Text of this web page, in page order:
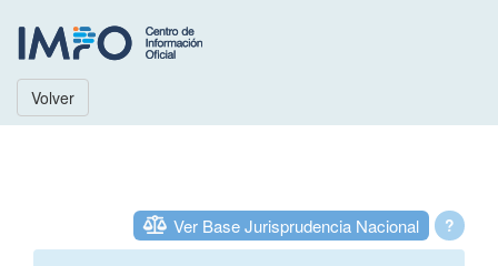
Volver
?
Ver Base Jurisprudencia Nacional